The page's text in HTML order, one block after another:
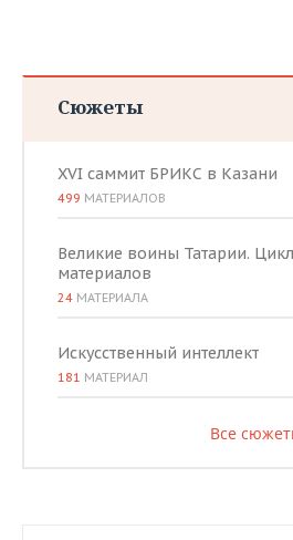
Сюжеты
XVI саммит БРИКС в Казани
499 МАТЕРИАЛОВ
Великие воины Татарии.
материалов
24 МАТЕРИАЛА
Искусственный интеллект
181 МАТЕРИАЛ
Все